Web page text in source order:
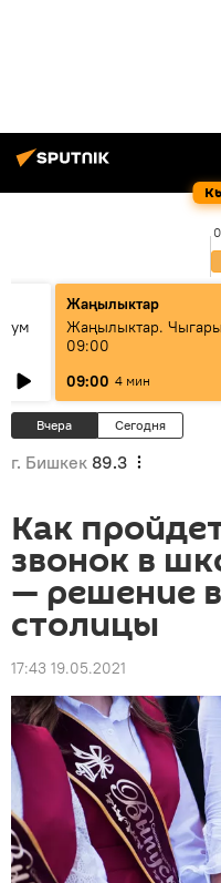
Жаңылыктар
Жаңылыктар.
09:00
09:00 4 мин
Вчера Сегодня
г. Бишкек 89.3
Как
звонок в
— решение
столицы
17:43 19.05.2021